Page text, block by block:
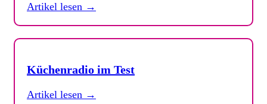
Artikel lesen →
Küchenradio im Test
Artikel lesen →